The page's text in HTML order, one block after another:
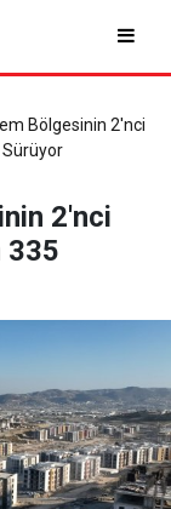
Bölgesinin 2'nci
Sürüyor
2'nci
335